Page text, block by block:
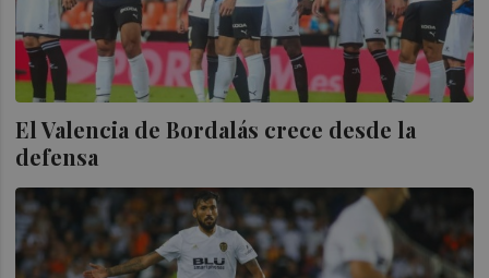
El Valencia de Bordalás crece desde la
defensa